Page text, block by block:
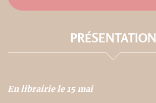
PRÉSENTATION
En librairie le 15 mai